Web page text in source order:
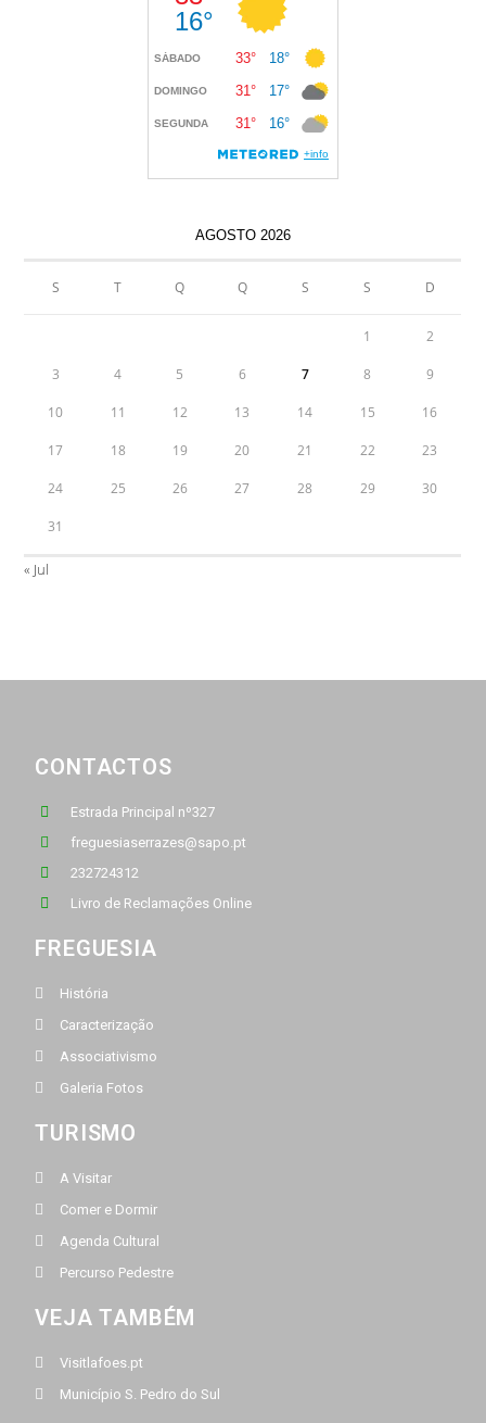
AGOSTO 2026
S T Q Q S S D
1 2
3 4 5 6 7 8 9
10 11 12 13 14 15 16
17 18 19 20 21 22 23
24 25 26 27 28 29 30
31
« Jul
CONTACTOS
Estrada Principal nº327
freguesiaserrazes@sapo.pt
232724312
Livro de Reclamações Online
FREGUESIA
História
Caracterização
Associativismo
Galeria Fotos
TURISMO
A Visitar
Comer e Dormir
Agenda Cultural
Percurso Pedestre
VEJA TAMBÉM
Visitlafoes.pt
Município S. Pedro do Sul